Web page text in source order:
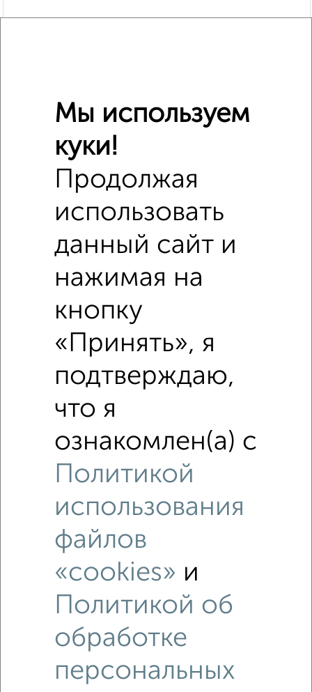
Сравнение средних цен
Дома с похожей площадью ±10%
Средняя цена район
Средняя цена по городу
Дома недалеко от Покровская 33
Мы используем
куки!
Продолжая
использовать
данный сайт и
нажимая на
кнопку
«Принять», я
подтверждаю,
что я
ознакомлен(а) с
Политикой
использования
файлов
«cookies» и
Политикой об
обработке
персональных